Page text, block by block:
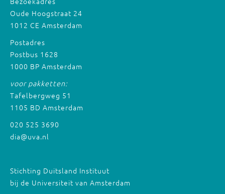
Oude Hoogstraat 24
1012 CE Amsterdam
Postadres
Postbus 1628
1000 BP Amsterdam
voor pakketten:
Tafelbergweg 51
1105 BD Amsterdam
020 525 3690
dia@uva.nl
Stichting Duitsland Instituut
bij de Universiteit van Amsterdam